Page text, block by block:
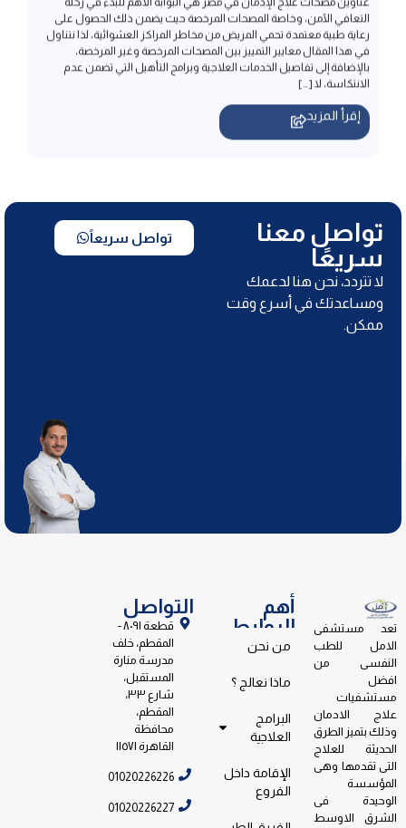
بالإضافة إلى تفاصيل الخدمات العلاجية وبرامج التأهيل التي تضمن عدم
الانتكاسة، لا […]
إقرأ المزيد
تواصل معنا
سريعًا
لا تتردد، نحن هنا لدعمك
ومساعدتك في أسرع وقت
ممكن.
تواصل سريعاً
تعد مستشفى
الامل للطب
النفسى من
افضل
مستشفيات
علاج الادمان
وذلك بتميز الطرق
الحديثة للعلاج
التى تقدمها وهى
المؤسسة
الوحيدة فى
الشرق الاوسط
أهم
الروابط
من نحن
ماذا نعالج ؟
البرامج
العلاجية
الإقامة داخل
الفروع
التواصل
قطعة ٨٠٩١ -
المقطم، خلف
مدرسة منارة
المستقبل،
شارع ٣٣،
المقطم،
محافظة
القاهرة ١١٥٧١
01020226226
01020226227